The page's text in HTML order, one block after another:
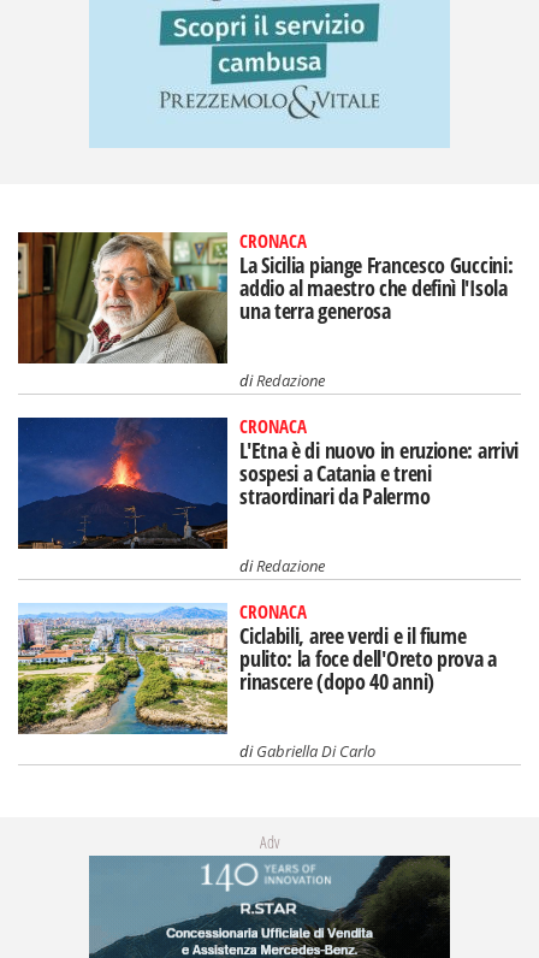
CRONACA
La Sicilia piange Francesco Guccini:
addio al maestro che definì l'Isola
una terra generosa
diRedazione
CRONACA
L'Etna è di nuovo in eruzione: arrivi
sospesi a Catania e treni
straordinari da Palermo
diRedazione
CRONACA
Ciclabili, aree verdi e il fiume
pulito: la foce dell'Oreto prova a
rinascere (dopo 40 anni)
diGabriella Di Carlo
Adv